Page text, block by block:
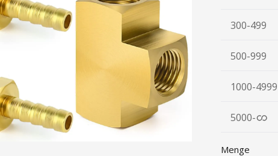
300-499
500-999
1000-4999
5000-
Menge